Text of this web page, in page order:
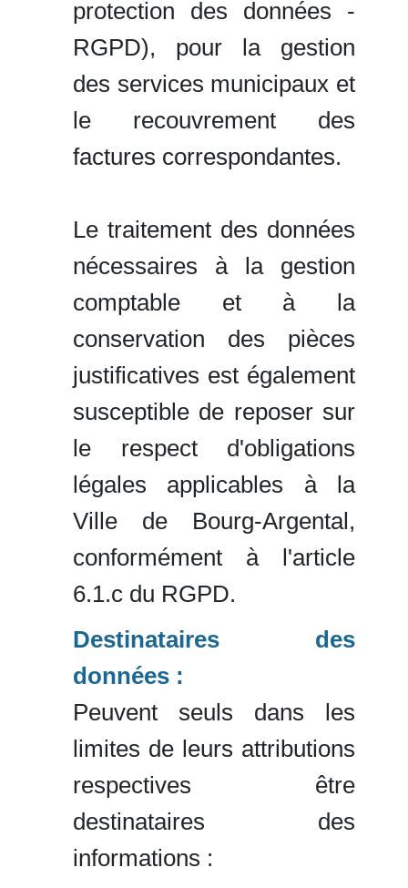
protection des données -
RGPD), pour la gestion
des services municipaux et
le recouvrement des
factures correspondantes.
Le traitement des données
nécessaires à la gestion
comptable et à la
conservation des pièces
justificatives est également
susceptible de reposer sur
le respect d'obligations
légales applicables à la
Ville de Bourg-Argental,
conformément à l'article
6.1.c du RGPD.
Destinataires des
données :
Peuvent seuls dans les
limites de leurs attributions
respectives être
destinataires des
informations :